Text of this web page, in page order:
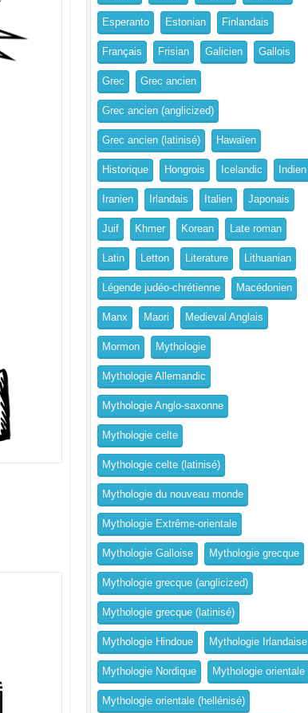
Esperanto Estonian Finlandais
Français Frisian Galicien Gallois
Grec Grec ancien
Grec ancien (anglicized)
Grec ancien (latinisé) Hawaïen
Historique Hongrois Icelandic Indien
Iranien Irlandais Italien Japonais
Juif Khmer Korean Late roman
Latin Letton Literature Lithuanian
Légende judéo-chrétienne Macédonien
Manx Maori Medieval Anglais
Mormon Mythologie
Mythologie Allemandic
Mythologie Anglo-saxonne
Mythologie celte
Mythologie celte (latinisé)
Mythologie du nouveau monde
Mythologie Extrême-orientale
Mythologie Galloise Mythologie grecque
Mythologie grecque (anglicized)
Mythologie grecque (latinisé)
Mythologie Hindoue Mythologie Irlandaise
Mythologie Nordique Mythologie orientale
Mythologie orientale (hellénisé)